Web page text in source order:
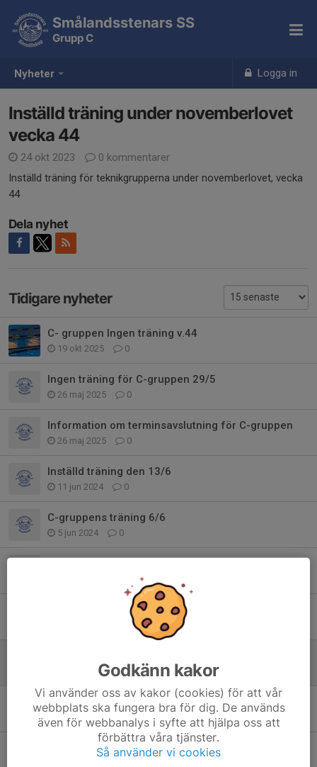
Nyheter Logga in
Smålandsstenars SS
Grupp C
Inställd träning under novemberlovet
vecka 44
24 okt 2023
0 kommentarer
Inställd träning för teknikgrupperna under novemberlovet, vecka
44
Dela nyhet
Tidigare nyheter
C- gruppen Ingen träning v.44
19 okt 2025 0
Ingen träning för C-gruppen 29/5
26 maj 2025 0
Information om terminsavslutning för C-gruppen
26 maj 2025 0
Inställd träning den 13/6
11 jun 2024 0
C-gruppens träning 6/6
5 jun 2024 0
0
24 okt 2023 0
Flyttad terminsstart teknikgrupper & simskola
22 jan 2022
Inställd träning - V.47 Torsdag (25/11)
Godkänn kakor
Vi använder oss av kakor (cookies) för att vår
webbplats ska fungera bra för dig. De används
även för webbanalys i syfte att hjälpa oss att
förbättra våra tjänster.
Så använder vi cookies